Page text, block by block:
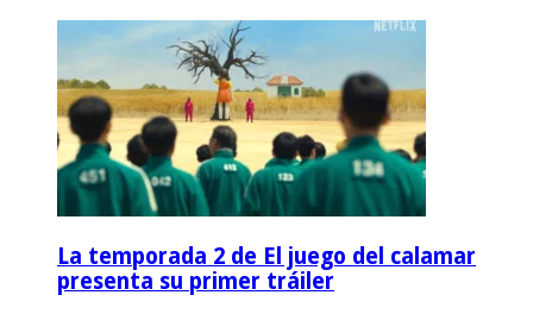
La temporada 2 de El juego del calamar
presenta su primer tráiler